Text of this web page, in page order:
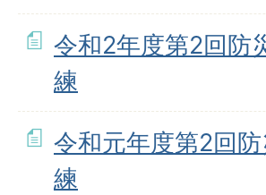
令和2年度第2回防
練
令和元年度第2回防
練